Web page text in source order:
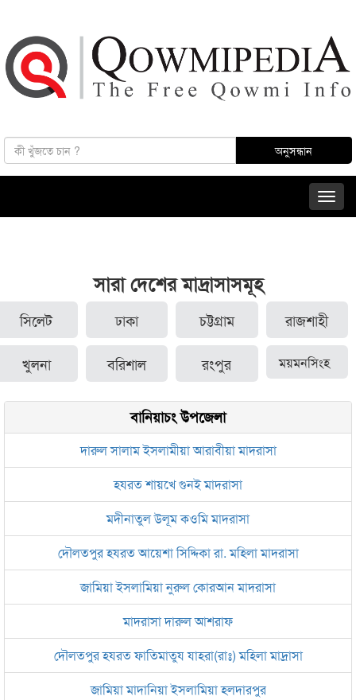
সারা দেশের মাদ্রাসাসমূহ
সিলেট ঢাকা চট্টগ্রাম রাজশাহী
খুলনা বরিশাল রংপুর ময়মনসিংহ
বানিয়াচং উপজেলা
দারুল সালাম ইসলামীয়া আরাবীয়া মাদরাসা
হযরত শায়খে গুনই মাদরাসা
মদীনাতুল উলূম কওমি মাদরাসা
দৌলতপুর হযরত আয়েশা সিদ্দিকা রা. মহিলা মাদরাসা
জামিয়া ইসলামিয়া নুরুল কোরআন মাদরাসা
মাদরাসা দারুল আশরাফ
দৌলতপুর হযরত ফাতিমাতুয যাহরা(রাঃ) মহিলা মাদ্রাসা
জামিয়া মাদানিয়া ইসলামিয়া হলদারপুর